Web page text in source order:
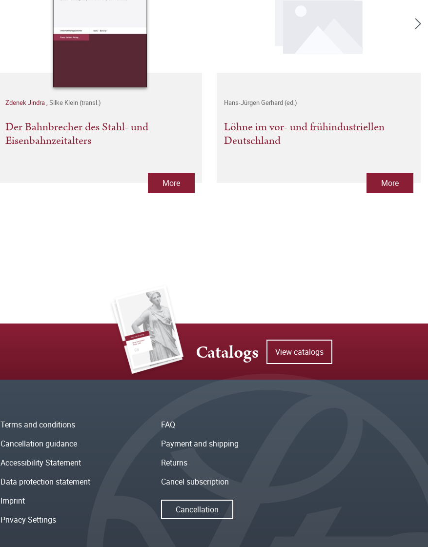
Zdenek Jindra, Silke Klein (transl.)
Der Bahnbrecher des Stahl- und
Eisenbahnzeitalters
More
Hans-Jürgen Gerhard (ed.)
Löhne im vor- und frühindustriellen
Deutschland
More
Catalogs View catalogs
Terms and conditions
Cancellation guidance
Accessibility Statement
Data protection statement
Imprint
Privacy Settings
FAQ
Payment and shipping
Returns
Cancel subscription
Cancellation